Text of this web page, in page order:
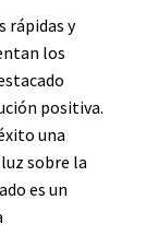
rápidas y
los
positiva.
una
sobre la
es un